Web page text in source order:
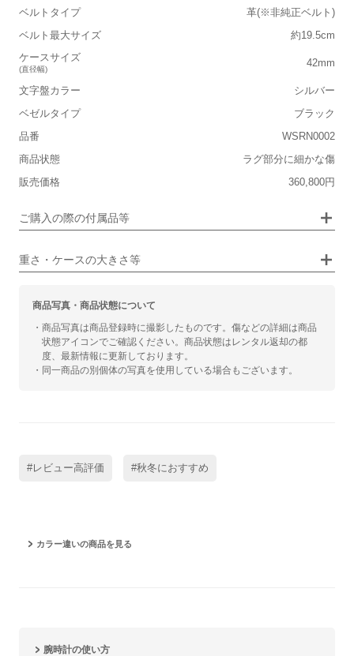
ベルトタイプ
革(※非純正ベルト)
ベルト最大サイズ
約19.5cm
ケースサイズ
(直径幅)
42mm
文字盤カラー
シルバー
ベゼルタイプ
ブラック
品番
WSRN0002
商品状態
ラグ部分に細かな傷
販売価格
360,800円
ご購入の際の付属品等
重さ・ケースの大きさ等
■重さ(ベルト込み)
■ケースの大きさ
小さい 大きい
■装飾感
カジュアル ビジネス
商品写真・商品状態について
・商品写真は商品登録時に撮影したものです。傷などの詳細は商品
状態アイコンでご確認ください。商品状態はレンタル返却の都
度、最新情報に更新しております。
・同一商品の別個体の写真を使用している場合もございます。
#レビュー高評価 #秋冬におすすめ
カラー違いの商品を見る
腕時計の使い方